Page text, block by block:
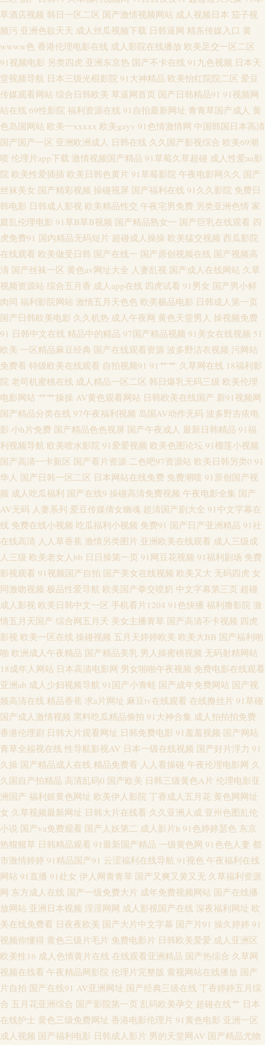
美足交 九九热精品草 另类极品五五分 日本国产精品三级 日韩三区四区精品
影音先锋波多区 亚洲人妻中出 国产av夜夜 欧美色图第一页 在线视频污 91桃
色视屏 久久只有这里有 日韩男女在线 亚洲韩国最新版片 91在线91 A级片网
址 岛国成人福利影院 欧美成人情品18 午夜熟女av影院 91免费观 97精品电影
网 激清色色 日本色图欧美色图 手机在线有码A片 亚洲天天射综合 91亚洲精
品入口 wwwcom黄 超碰在线96 国产精品自拍官网 久草久爱新现看 亚洲成人
国产 人妖毛片 丝袜美脚五月天 91人色网 东京热AV情趣 久草婷婷 美女草逼
色天堂 欧洲人妖内射 三级网站网址视频 亚洲色色虎首页 91高跟丝袜啪啪 91
中文字幕网 高清无码视频UL 精品第十三页 麻豆旅游啪啪 青青草久久 日韩视
频福利导航 91黄频 AV男天堂 狠狠干无码 另类色色 欧美在线aa 午夜福利视
频久草 au黄色av网站 国产呦系列706 久久日日狠狠干 欧洲青青草99 伊人手机
影院 www超碰全部 麻豆精品123 五月天偷拍 91视频在拍在线 A片免费欧美
情人妻三级 女同网站 日本AⅤ在线 亚洲动态色图 91粉色情人 avav综合免费
超碰这里只有精品 欧美性爱激情综合 亚洲色图五月天 91福利视频网址 国产
福利吃瓜 日本91网站入口 无码欧美另类 亚洲一二三 91狼友之家 超碰97人人
网 激情的久久6 无码午夜影院 91在线欧 成人sss网站 韩国理论av电影 美女天
天肏 日本A视频 香蕉超碰 91大香蕉自慰 AA3级片 岛国高清在线观看 狼人综
合va 人人草超碰 探花系列亚洲电影 91茄子 超碰地址 国产麻豆aa 久久丁香激
情综合 欧美专区日韩专区 婷婷五月份影视 国产1024在线 青青伊人大香蕉 中
日韩性另类 97久草超碰 国产一区二区久久 欧洲综合色图 无码岛国色情 尤物
激情在线 变态另类天堂 黄色仓库网址 欧美性爱派对网站 婷婷精品一区二区
51视频网 av米奇影音 豆花一区 九九久久99 欧美肏屄小视频 日韩欧美精品撸
18岁已成人看片 AV午夜网 国产精品官网 久久综合丁香五月 色婷婷成人网址
中文字幕51黑料 97精品电影网 成人福利网站 日韩精品免费观看 超碰九7 欧
色综合另类 91网站永久免费 国产韩日第一页 美女午夜影院 日韩理论三级 亚
洲3级电影 91在线入口 豆花AV在线播放 久草视频国产片 欧美性爱免费 深夜
福利导航站 91最新 东方黄色A片 精品福利导航 欧美第18页 日韩中文欧美 亚
洲无码蜜桃 91网站视频播放 成人奭片 黄色三级片yyc 欧美性爱com 大香蕉大
香蕉AⅤ 丝袜美腿自慰 91成人小视频 超碰99自拍 黄色91app 欧美透明视频一
区 午夜福利禽 91探花在线吃瓜 成人日韩免费 麻豆午夜剧场 网站色片 91视频
草酒店视频 韩日一区二区 国产激情视频网站 成人视频日本 茄子视
频污 亚洲色欲天天 成人丝瓜视频下载 日韩逼网 精东传媒入口 黄
wwww色 香港伦理电影在线 成人影院在线播放 欧美足交一区二区
91视频电影 另类四虎 亚洲东京热 国产不卡在线 91九色视频 日本天
堂视频导航 日本三级光棍影院 91大神精品 欧美怡红院院二区 爱豆
传媒观看网站 综合日韩欧美 草逼网首页 国产日韩精品91 91视频网
站在线 69性影院 福利资源在线 91自拍最新网址 青青草国产成人 黄
色岛国网站 欧美一xxxxx 欧美gayv 91色情激情网 中国韩国日本高清
国产国产一区 亚洲欧洲成人 日韩在线 久久国产影视综合 欧美69潮
喷 伦理片app下载 激情视频国产精品 91草莓久草超碰 成人性爱aa影
院 欧美性爱插插 欧美日韩色黄片 91草莓影院 午夜电影网久久 国产
丝袜美女 国产精彩视频 操碰视屏 国产福利在线 91久久影院 免费日
韩电影 日韩成人影视 欧美精品性交 午夜宅男免费 另类亚洲色情 家
庭乱伦理电影 91草B草B视频 国产精品熟女一 国产巨乳在线观看 四
虎免费91 国内精品无码短片 超碰成人操操 欧美猛交视频 西瓜影院
在线观看 欧美做受日韩 国产在线一 国产原创视频在线 国产视频高
清 国产丝袜一区 黄色av网址大全 人妻乱视 国产成人在线网站 久草
视频资源站 综合五月香 成人app在线 四虎试看 91男女 国产男小鲜
肉同 福利影院网站 激情五月天色色 欧美极品电影 日韩成人第一页
国产日韩欧美电影 久久机热 成人午夜网 黄色天堂男人 操视频免费
91 日韩中文在线 精品中的精品 97国产精品视频 91美女在线视频 51
欧美 一区精品麻豆经典 国产在线观看资源 波多野洁衣视频 污网站
免费看 特级欧美在线观看 自拍视频91 91艹艹 久草网在线 18福利影
院 老司机蜜桃在线 成人精品一区二区 韩日爆乳无码三级 欧美伦理
电影网站 艹艹操操 AV黄色观看网站 日韩欧美在线国产 新91视频网
国产精品分类在线 97午夜福利视频 岛国AV动作无码 波多野吉依电
影 小h片免费 国产精品色色视屏 国产午夜成人 最新日韩精品 91福
利视频导航 欧美喷水影院 91爱爱视频 欧美色图论坛 91榴莲小视频
国产高清一卡新区 国产看片资源 二色吧97资源站 欧美日韩另类0 91
华人 国产日韩一区二区 日本网站在线免费 免费潮喷 91原创国产视
频 成人吃瓜福利 国产在线9 操碰高清免费视频 午夜电影全集 国产
AV无码 人妻系列 爱豆传媒倩女幽魂 超清国产剧大全 91中文字幕在
线 免费在线小视频 吃瓜福利小视频 免费91 国产日产亚洲精品 91社
在线高清 人人草香蕉 激情另类图片 亚洲欧美在线观看 成人三级成
人三级 欧美老女人bb 日日操第一页 91网豆花视频 91福利剧场 免费
影视观看 91视频国产自拍 国产美女在线视频 欧美又大 无码四虎 女
同激吻视频 极品性爱导航 欧美国产拳交喷奶 中文字幕第三页 超碰
成人影视 欧美日韩中文一区 手机看片1204 91色快播 福利撸影院 激
情五月天国产 综合网五月天 美女主播青草 国产高清不卡视频 四虎
影视 欧美一区在线 操碰视频 五月天婷婷欧美 欧美大BB 国产福利啪
啪 欧洲成人午夜精品 国产精品美乳 男人操蜜桃视频 无码射精网站
18成年人网站 日本高清电影网 男女啪啪午夜视频 免费电影在线观看
亚洲ab 成人少妇视频导航 91国产小青蛙 国产成年免费网站 国产视
频高清在线 精品香蕉 求a片网址 麻豆tv在线观看 在线撸丝片 91草碰
国产成人激情视频 黑料吃瓜精品偷拍 91大神合集 成人拍拍拍免费
香港伦理剧 日韩大片观看网址 日韩免费电影 91羞羞视频 国产网站
青草全福视在线 性导航影视AV 日本一级在线视频 国产好片浮力 91
久操 国产精品成人在线 精品免费看 人人看操碰 午夜伦理电影网 久
久国自产拍精品 高清乱码0 国产欧美 日韩三级黄色A片 伦理电影亚
洲国产 福利姬黄色网址 欧美伊人影院 丁香成人五月花 黄色网网址
女 久草视频最新网址 日韩大片在线看 久久亚洲人成 亚州色图乱伦
小说 国产va免费观看 国产人妖第二 成人影片h 91色婷婷瑟色 东京
热狠狠草 日韩精品观看 91最新国产精品 一级黄色网 91色色人妻 都
市激情婷婷 91精品国产91 云涩福利在线导航 91视色 午夜福利在线
网站 91直播 91处女 伊人网青青草 国产又爽又黄又无 久草福利资源
网 东方成人在线 国产一级免费大片 成年免费视频网站 国产在线播
放网站 亚洲日本视频 淫淫网网 成人影视国产在线 深夜福利网址 欧
美在线免费看 日夜夜欧美 国产大片中文字幕 国产片91 操久婷婷 91
视频你懂得 黄色三级片毛片 免费电影片 日韩欧美爱爱 成人亚洲区
欧美性16 成人色情黄片在线 在线观看亚洲精品 国产热综合 久草网
视频在线看 午夜精品网影院 伦理片完整版 黄视网站在线播放 国产
片自拍 国产在线91 AV亚洲网址 国产经典三级在线 丁香婷婷五月综
合 五月花亚洲综合 国产影院第一页 乱码欧美孕交 超碰在线艹 日本
在线护士 黄色三级免费网址 香港电影伦理片 91黄色电影 亚洲一区
成人视频 国产福利电影 日韩成人影片 男的天堂网AV 国产精品尤物